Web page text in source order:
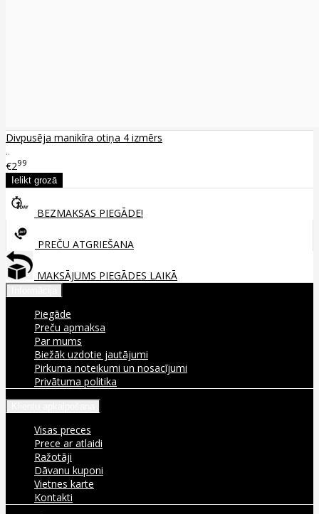
Divpusēja manikīra otiņa 4 izmērs
..
€299
BEZMAKSAS PIEGĀDE!
PREČU ATGRIEŠANA
MAKSĀJUMS PIEGĀDES LAIKĀ
Piegāde
Preču apmaksa
Par mums
Biežāk uzdotie jautājumi
Pirkuma noteikumi un nosacījumi
Privātuma politika
Visas preces
Prece ar atlaidi
Ražotāji
Dāvanu kuponi
Vietnes karte
Kontakti